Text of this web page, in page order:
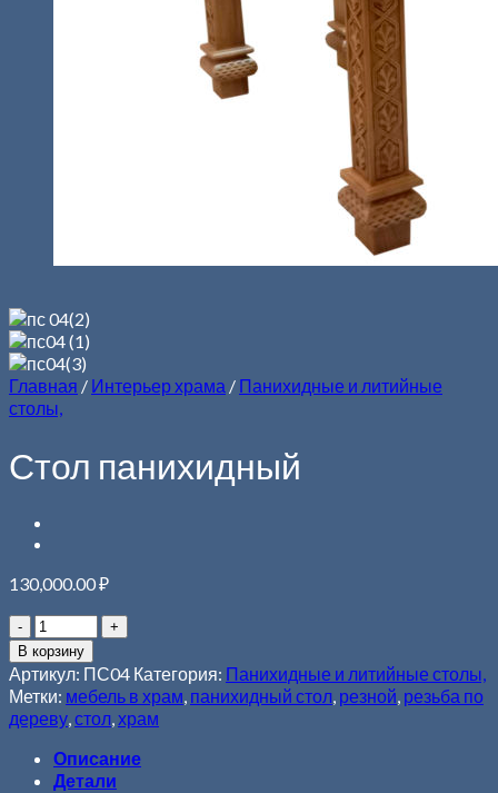
Главная / Интерьер храма / Панихидные и литийные
столы,
Стол панихидный
130,000.00₽
В корзину
Артикул: ПС04 Категория: Панихидные и литийные столы,
Метки: мебель в храм, панихидный стол, резной, резьба по
дереву,стол,храм
Описание
Детали